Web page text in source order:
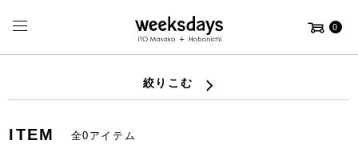
0
絞りこむ
ITEM 全0アイテム